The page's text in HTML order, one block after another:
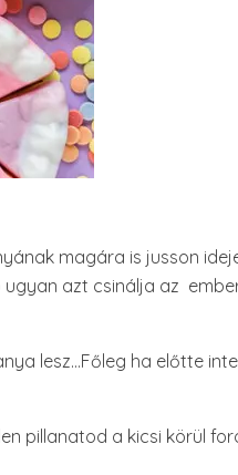
magára is jusson
ugyan azt csinálja az
lesz…Főleg ha előtte
pillanatod a kicsi körül